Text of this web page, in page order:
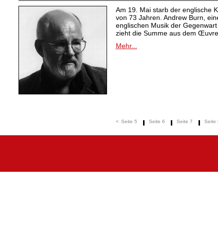
Am 19. Mai starb der englische
von 73 Jahren. Andrew Burn,
englischen Musik der
zieht die Summe aus dem
Mehr...
< Seite 5 Seite 6 Seite 7 Seite